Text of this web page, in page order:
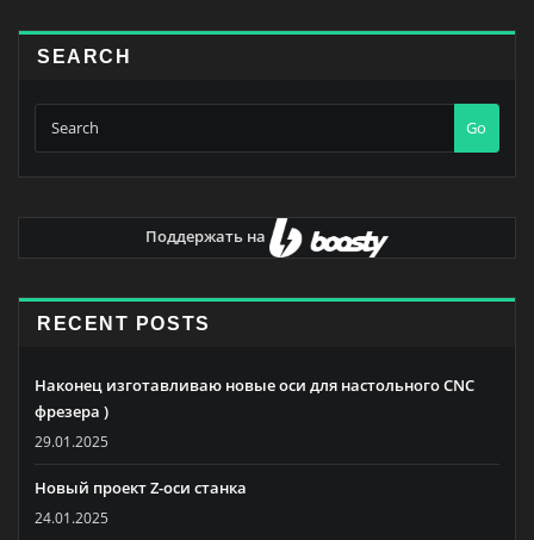
SEARCH
Go
Поддержать на
RECENT POSTS
Наконец изготавливаю новые оси для настольного CNC
фрезера )
29.01.2025
Новый проект Z-оси станка
24.01.2025